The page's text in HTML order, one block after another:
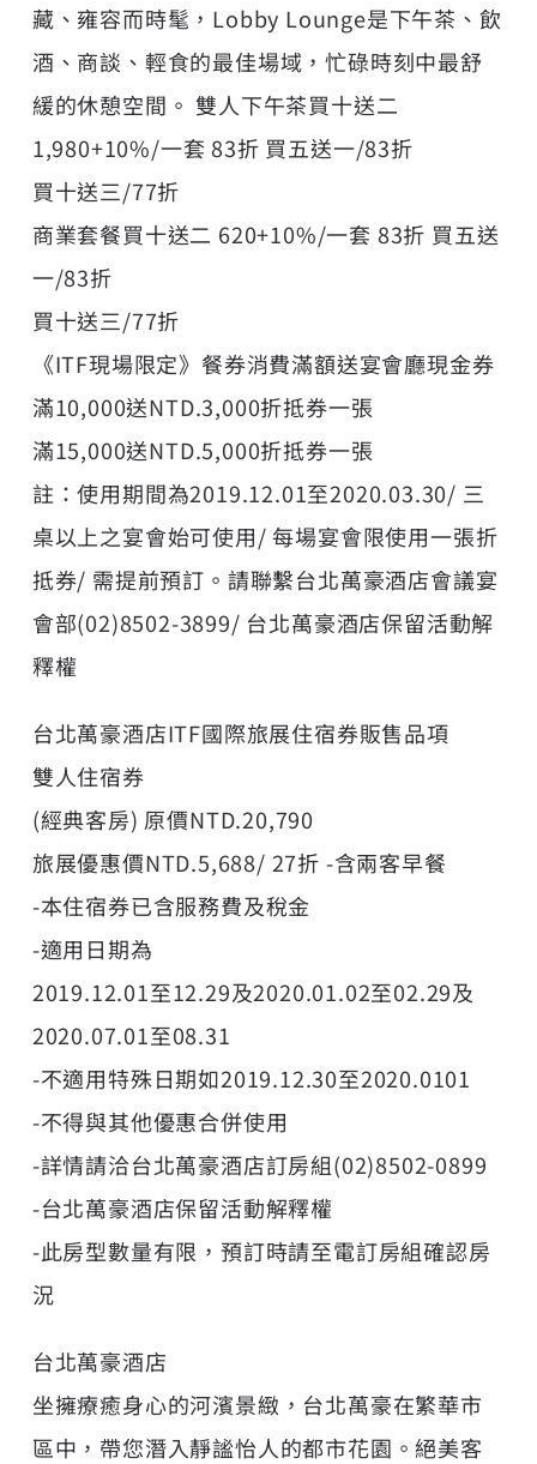
藏、雍容而時髦，Lobby Lounge是下午茶、飲
酒、商談、輕食的最佳場域，忙碌時刻中最舒
緩的休憩空間。 雙人下午茶買十送二
1,980+10%/一套 83折 買五送一/83折
買十送三/77折
商業套餐買十送二 620+10%/一套 83折 買五送
一/83折
買十送三/77折
《ITF現場限定》餐券消費滿額送宴會廳現金券
滿10,000送NTD.3,000折抵券一張
滿15,000送NTD.5,000折抵券一張
註：使用期間為2019.12.01至2020.03.30/ 三
桌以上之宴會始可使用/ 每場宴會限使用一張折
抵券/ 需提前預訂。請聯繫台北萬豪酒店會議宴
會部(02)8502-3899/ 台北萬豪酒店保留活動解
釋權
台北萬豪酒店ITF國際旅展住宿券販售品項
雙人住宿券
(經典客房) 原價NTD.20,790
旅展優惠價NTD.5,688/ 27折 -含兩客早餐
-本住宿券已含服務費及稅金
-適用日期為
2019.12.01至12.29及2020.01.02至02.29及
2020.07.01至08.31
-不適用特殊日期如2019.12.30至2020.0101
-不得與其他優惠合併使用
-詳情請洽台北萬豪酒店訂房組(02)8502-0899
-台北萬豪酒店保留活動解釋權
-此房型數量有限，預訂時請至電訂房組確認房
況
台北萬豪酒店
坐擁療癒身心的河濱景緻，台北萬豪在繁華市
區中，帶您潛入靜謐怡人的都市花園。絕美客